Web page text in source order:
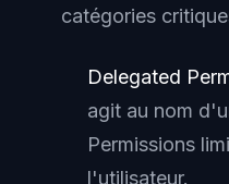
catégories
Delegated
agit au nom
Permissions
l'utilisateur.